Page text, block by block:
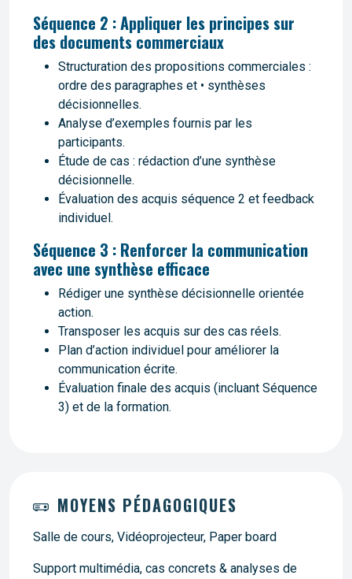
Séquence 2 : Appliquer les principes sur
des documents commerciaux
Structuration des propositions commerciales :
ordre des paragraphes et • synthèses
décisionnelles.
Analyse d’exemples fournis par les
participants.
Étude de cas : rédaction d’une synthèse
décisionnelle.
Évaluation des acquis séquence 2 et feedback
individuel.
Séquence 3 : Renforcer la communication
avec une synthèse efficace
Rédiger une synthèse décisionnelle orientée
action.
Transposer les acquis sur des cas réels.
Plan d’action individuel pour améliorer la
communication écrite.
Évaluation finale des acquis (incluant Séquence
3) et de la formation.
MOYENS PÉDAGOGIQUES
Salle de cours, Vidéoprojecteur, Paper board
Support multimédia, cas concrets & analyses de